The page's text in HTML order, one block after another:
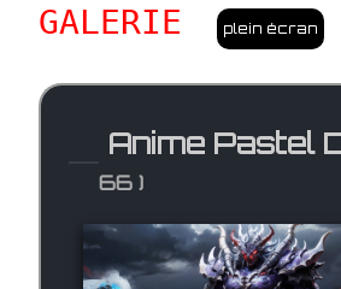
GALERIE plein écran